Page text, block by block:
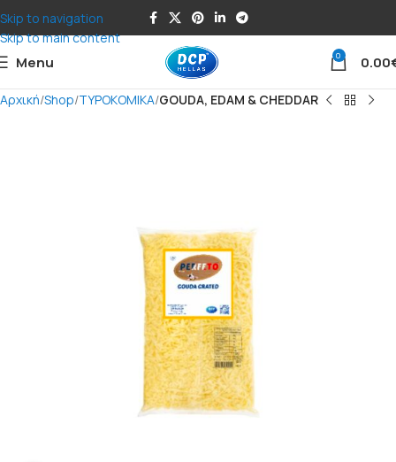
Skip to navigation
Skip to main content
Menu 0 0.00
Αρχική Shop ΤΥΡΟΚΟΜΙΚΑ GOUDA, EDAM & CHEDDAR